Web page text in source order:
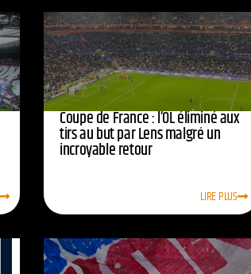
Coupe de France : l’OL éliminé aux
tirs au but par Lens malgré un
incroyable retour
LIRE PLUS